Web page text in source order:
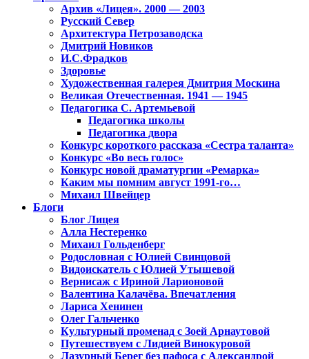
Архив «Лицея». 2000 — 2003
Русский Север
Архитектура Петрозаводска
Дмитрий Новиков
И.С.Фрадков
Здоровье
Художественная галерея Дмитрия Москина
Великая Отечественная. 1941 — 1945
Педагогика С. Артемьевой
Педагогика школы
Педагогика двора
Конкурс короткого рассказа «Сестра таланта»
Конкурс «Во весь голос»
Конкурс новой драматургии «Ремарка»
Каким мы помним август 1991-го…
Михаил Швейцер
Блоги
Блог Лицея
Алла Нестеренко
Михаил Гольденберг
Родословная с Юлией Свинцовой
Видоискатель с Юлией Утышевой
Вернисаж с Ириной Ларионовой
Валентина Калачёва. Впечатления
Лариса Хенинен
Олег Гальченко
Культурный променад с Зоей Арнаутовой
Путешествуем с Лидией Винокуровой
Лазурный Берег без пафоса с Александрой